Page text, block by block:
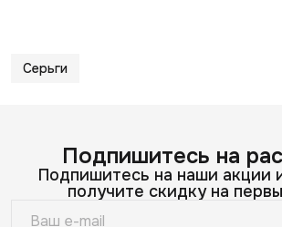
Серьги
Подпишитесь на
Подпишитесь на наши акции
получите скидку на